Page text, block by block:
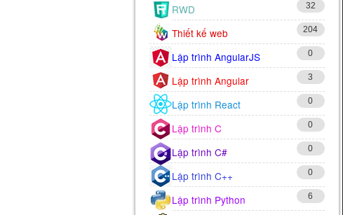
RWD 32
Thiết kế web 204
Lập trình AngularJS 0
Lập trình Angular 3
Lập trình React 0
Lập trình C 0
Lập trình C# 0
Lập trình C++ 0
Lập trình Python 6